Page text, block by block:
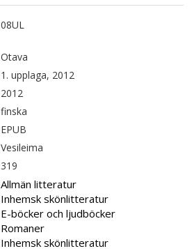
08UL
Otava
1. upplaga, 2012
2012
finska
EPUB
Vesileima
319
Allmän litteratur
Inhemsk skönlitteratur
E-böcker och ljudböcker
Romaner
Inhemsk skönlitteratur